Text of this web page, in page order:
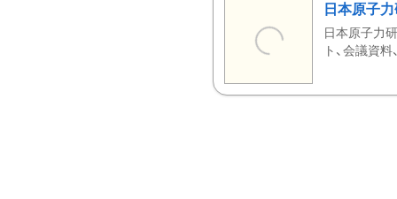
日本原子
日本原子力
ト、会議資